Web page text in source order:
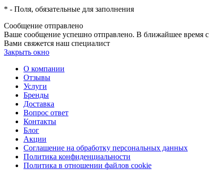
* - Поля, обязательные для заполнения
Сообщение отправлено
Ваше сообщение успешно отправлено. В ближайшее время с
Вами свяжется наш специалист
Закрыть окно
О компании
Отзывы
Услуги
Бренды
Доставка
Вопрос ответ
Контакты
Блог
Акции
Соглашение на обработку персональных данных
Политика конфиденциальности
Политика в отношении файлов cookie